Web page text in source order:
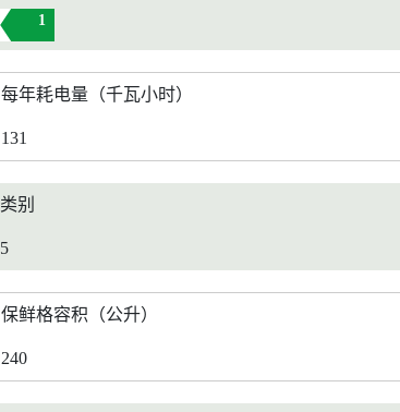
1
每年耗电量（千瓦小时）
131
类别
5
保鲜格容积（公升）
240